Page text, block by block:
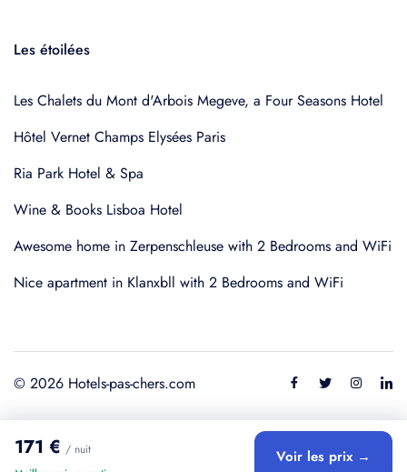
171 € / nuit Voir les prix →
Les étoilées
Les Chalets du Mont d'Arbois Megeve, a Four Seasons Hotel
Hôtel Vernet Champs Elysées Paris
Ria Park Hotel & Spa
Wine & Books Lisboa Hotel
Awesome home in Zerpenschleuse with 2 Bedrooms and WiFi
Nice apartment in Klanxbll with 2 Bedrooms and WiFi
© 2026 Hotels-pas-chers.com